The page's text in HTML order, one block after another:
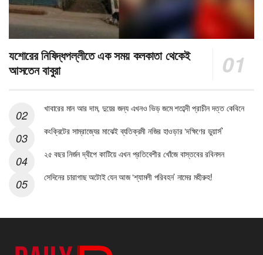
যশোরের নিষিদ্ধপল্লীতে এক সময় কলকাতা থেকেই
আসতেন বাবুরা
খাবারের মান আর দাম, দুয়ের জন্য এখনও ভিড় জমে শতাব্দী প্রাচীন দত্ত কেবিনে
কংক্রিটের সাম্রাজ্যের মাঝেই ব্যতিক্রমী নজির হাওড়ার ‘দক্ষিণের ডুয়ার্স’
২৫ বছর নির্জন দ্বীপে কাটিয়ে এখন প্রতিবেশীর খোঁজে বাস্তবের রবিনসন
সেদিনের চারাগাছ অটোই যেন আজ ‘শ্যামলী পরিবহন’ নামের মহীরুহ!